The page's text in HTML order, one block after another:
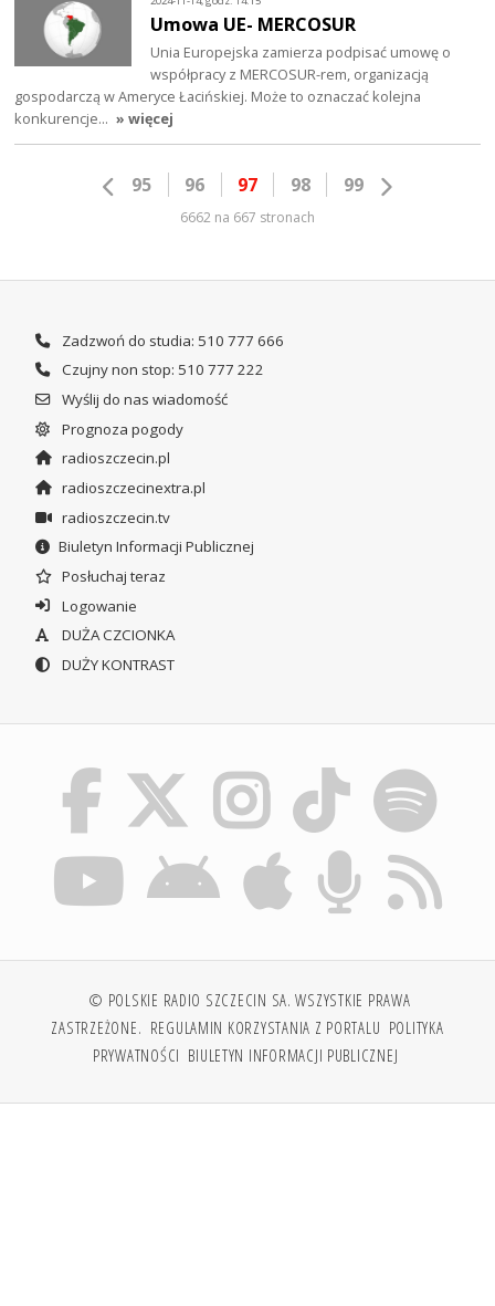
Umowa UE- MERCOSUR
Unia Europejska zamierza podpisać umowę o
współpracy z MERCOSUR-rem, organizacją
gospodarczą w Ameryce Łacińskiej. Może to oznaczać kolejna
konkurencje… » więcej
95 96 97 98 99
6662 na 667 stronach
Zadzwoń do studia: 510 777 666
Czujny non stop: 510 777 222
Wyślij do nas wiadomość
Prognoza pogody
radioszczecin.pl
radioszczecinextra.pl
radioszczecin.tv
Biuletyn Informacji Publicznej
Posłuchaj teraz
Logowanie
DUŻA CZCIONKA
DUŻY KONTRAST
© POLSKIE RADIO SZCZECIN SA. WSZYSTKIE PRAWA
ZASTRZEŻONE. REGULAMIN KORZYSTANIA Z PORTALU POLITYKA
PRYWATNOŚCI BIULETYN INFORMACJI PUBLICZNEJ